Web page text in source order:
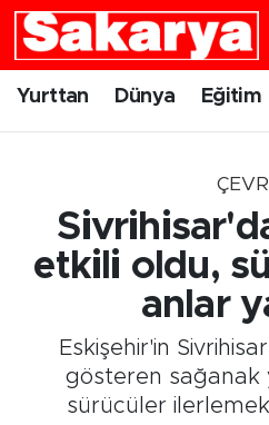
Yurttan Dünya Eğitim
etkili oldu,
anlar
Eskişehir'in
gösteren sağanak
sürücüler
Yurttan
Gündem
Eskişehirspor
Spor
Eskişehir Nöbetçi
Eskişehir Namaz
Eskişehir Trafik
Süper Lig Puan
Tüm Manşetler